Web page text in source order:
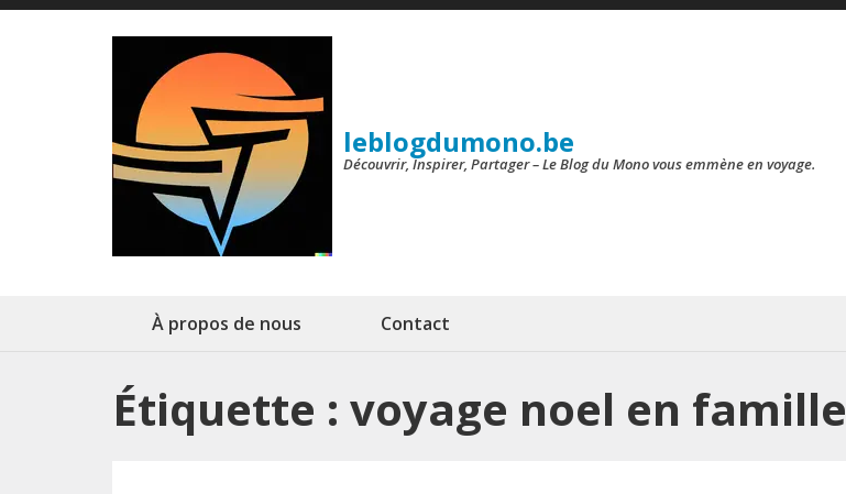
Aller
leblogdumono.be
Découvrir, Inspirer, Partager – Le Blog du Mono vous emmène en voyage.
À propos de nous Contact
Étiquette : voyage noel en famille